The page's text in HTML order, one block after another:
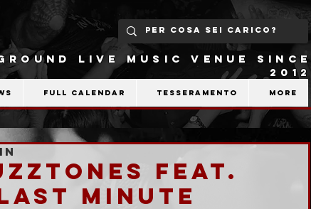
LIVE MUSIC VENUE SINCE
2012
Full calendar Tesseramento More
feat.
MINUTE